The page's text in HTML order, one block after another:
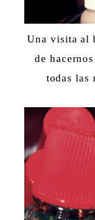
Una visita al
de
todas las